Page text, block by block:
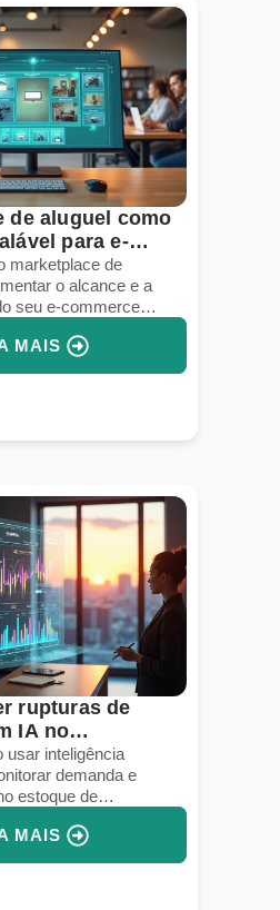
de aluguel como
para e-
marketplace de
o alcance e a
seu e-commerce
MAIS
rupturas de
IA no
usar inteligência
demanda e
estoque de
MAIS